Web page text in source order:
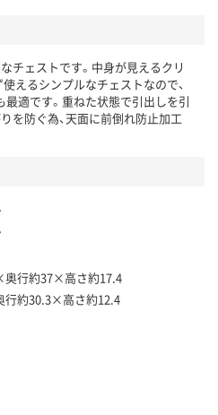
チェストです。中身が見えるクリ
えるシンプルなチェストなので、
適です。重ねた状態で引出しを引
を防ぐ為、天面に前倒れ防止加工
奥行約37×高さ約17.4
行約30.3×高さ約12.4